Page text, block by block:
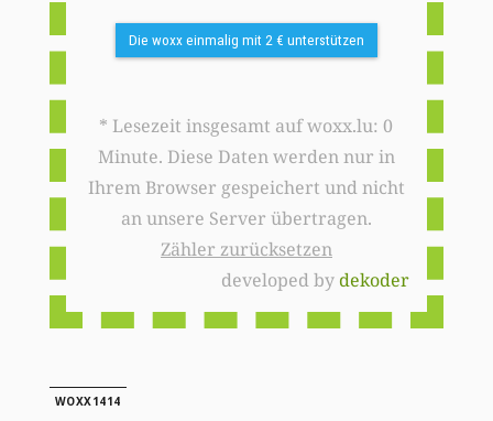
Die woxx einmalig mit 2 € unterstützen
* Lesezeit insgesamt auf woxx.lu: 0
Minute. Diese Daten werden nur in
Ihrem Browser gespeichert und nicht
an unsere Server übertragen.
Zähler zurücksetzen
developed bydekoder
WOXX1414